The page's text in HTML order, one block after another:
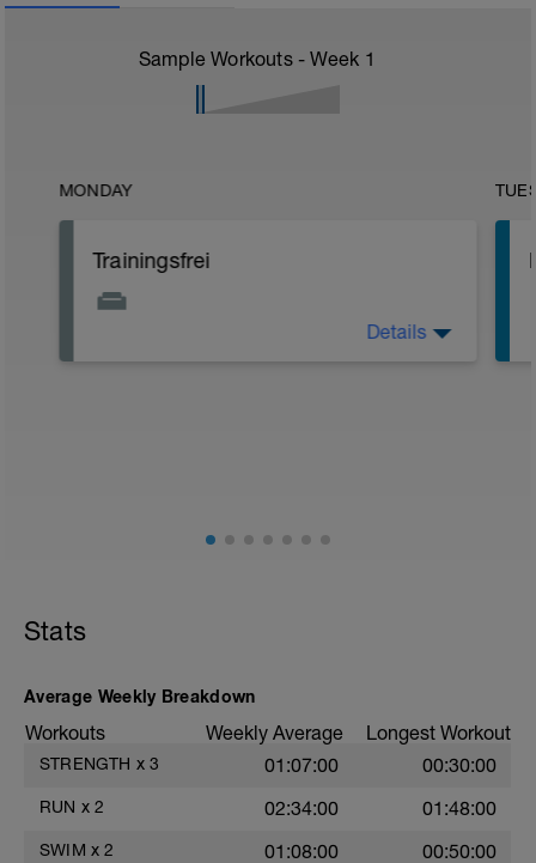
Sample Workouts - Week 1
MONDAY
Trainingsfrei
Details
Stats
Average Weekly Breakdown
Workouts Weekly Average Longest Workout
STRENGTH x 3 01:07:00 00:30:00
RUN x 2 02:34:00 01:48:00
SWIM x 2 01:08:00 00:50:00